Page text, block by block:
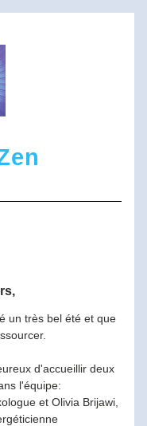
un très bel été et que
d'accueillir deux
l'équipe: